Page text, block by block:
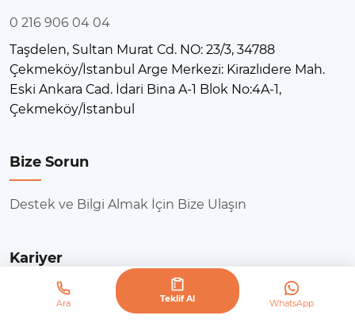
0 216 906 04 04
Taşdelen, Sultan Murat Cd. NO: 23/3, 34788
Çekmeköy/İstanbul Arge Merkezi: Kirazlıdere Mah.
Eski Ankara Cad. İdari Bina A-1 Blok No:4A-1,
Çekmeköy/İstanbul
Bize Sorun
Destek ve Bilgi Almak İçin Bize Ulaşın
Kariyer
İş fırsatı mı arıyorsunuz?
Ara Teklif Al WhatsApp